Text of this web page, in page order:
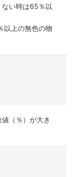
い時は65％以
以上の無色の物
（％）が大き